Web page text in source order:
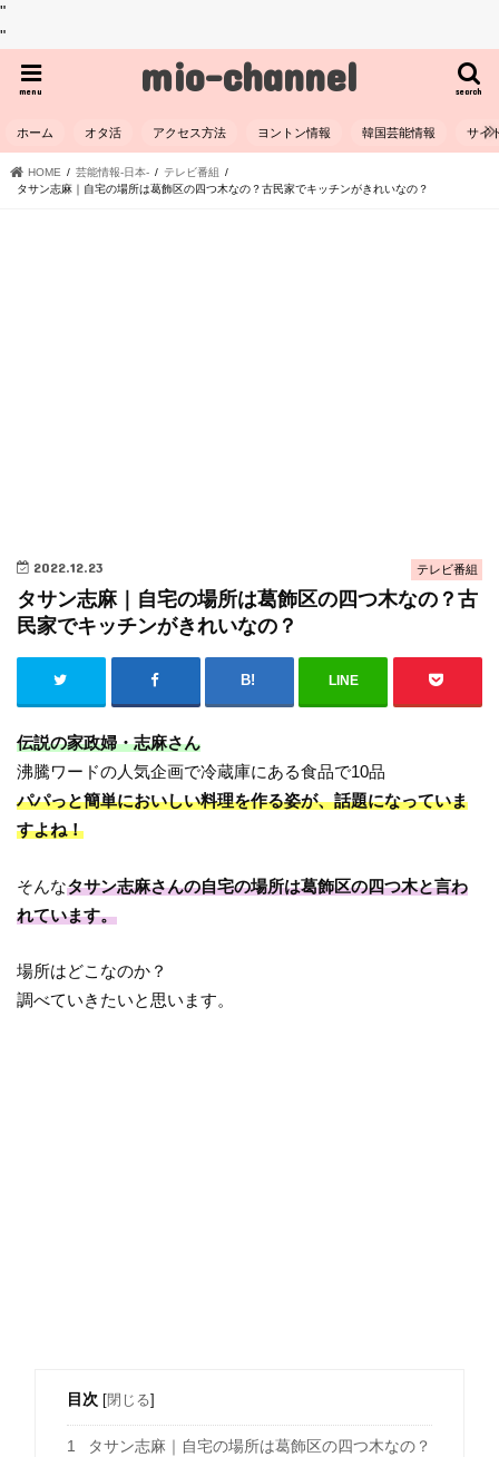
"
"
mio-channel search
menu
ホーム オタ活 アクセス方法 ヨントン情報 韓国芸能情報 サイ
HOME 芸能情報-日本-
テレビ番組
タサン志麻｜自宅の場所は葛飾区の四つ木なの？古民家でキッチンがきれいなの？
テレビ番組
2022.12.23
タサン志麻｜自宅の場所は葛飾区の四つ木なの？古
民家でキッチンがきれいなの？
LINE
伝説の家政婦・志麻さん
沸騰ワードの人気企画で冷蔵庫にある食品で10品
パパっと簡単においしい料理を作る姿が、話題になっていま
すよね！
そんなタサン志麻さんの自宅の場所は葛飾区の四つ木と言わ
れています。
場所はどこなのか？
調べていきたいと思います。
目次 [閉じる]
1 タサン志麻｜自宅の場所は葛飾区の四つ木なの？